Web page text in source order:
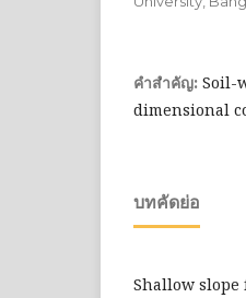
คำสำคัญ: Soil-
dimensional
บทคัดย่อ
Shallow